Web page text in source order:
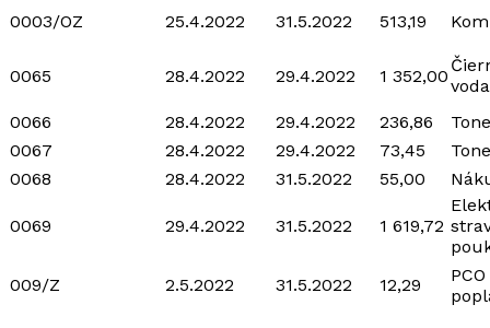
0003/OZ
25.4.2022 31.5.2022 513,19
0065 28.4.2022 29.4.2022 1 352,00
0066
28.4.2022 29.4.2022 236,86
0067
28.4.2022 29.4.2022 73,45
0068
28.4.2022 31.5.2022 55,00
0069 29.4.2022 31.5.2022 1 619,72
009/Z
2.5.2022 31.5.2022 12,29